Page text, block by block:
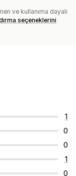
ve kullanıma dayalı
seçeneklerini
1
0
0
1
0